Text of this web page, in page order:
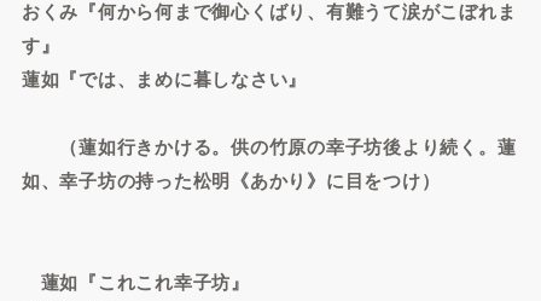
おくみ『何から何まで御心くばり、有難うて涙がこぼれま
す』
蓮如『では、まめに暮しなさい』
（蓮如行きかける。供の竹原の幸子坊後より続く。蓮
如、幸子坊の持った松明《あかり》に目をつけ）
蓮如『これこれ幸子坊』